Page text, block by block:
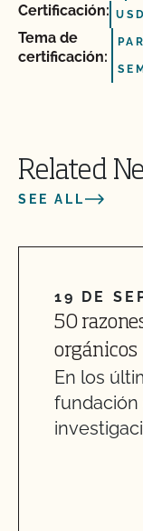
Certificación:
Tema de
certificación:
Related
SEE ALL
19 DE
50
orgánicos
En los
fundación